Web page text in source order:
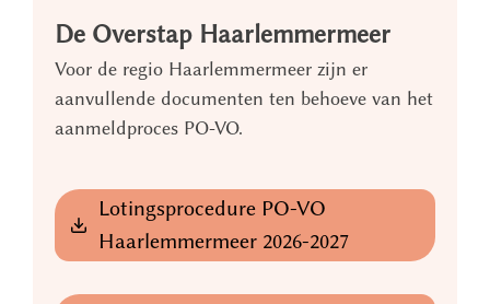
De Overstap Haarlemmermeer
Voor de regio Haarlemmermeer zijn er
aanvullende documenten ten behoeve van het
aanmeldproces PO-VO.
Lotingsprocedure PO-VO
Haarlemmermeer 2026-2027